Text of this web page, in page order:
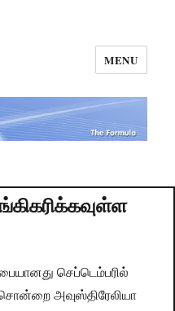
MENU
செப்டெம்பரில்
அவுஸ்திரேலியா